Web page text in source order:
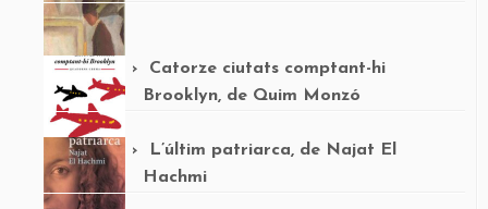
Catorze ciutats comptant-hi
Brooklyn, de Quim Monzó
L’últim patriarca, de Najat El
Hachmi